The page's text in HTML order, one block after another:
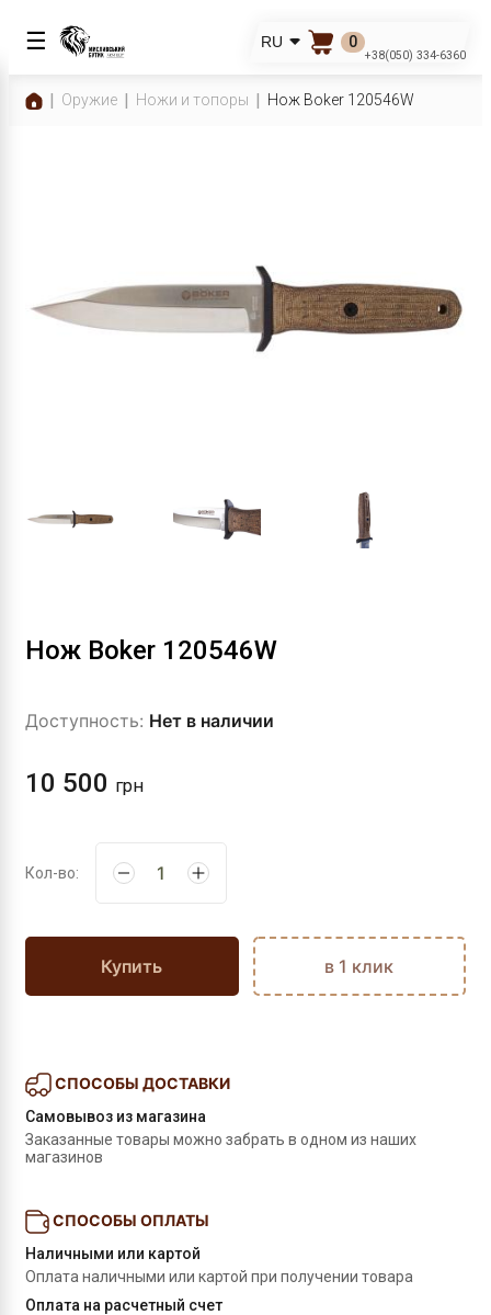
☰ RU 0
+38(050) 334-6360
Оружие Ножи и топоры Нож Boker 120546W
Нож Boker 120546W
Доступность: Нет в наличии
10 500 грн
Кол-во:
Купить в 1 клик
СПОСОБЫ ДОСТАВКИ
Самовывоз из магазина
Заказанные товары можно забрать в одном из наших
магазинов
СПОСОБЫ ОПЛАТЫ
Наличными или картой
Оплата наличными или картой при получении товара
Оплата на расчетный счет